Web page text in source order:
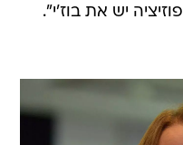
יש את בוז'י".